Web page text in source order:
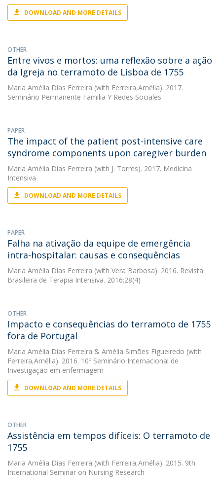
DOWNLOAD AND MORE DETAILS
OTHER
Entre vivos e mortos: uma reflexão sobre a ação
da Igreja no terramoto de Lisboa de 1755
Maria Amélia Dias Ferreira (with Ferreira,Amélia). 2017.
Seminário Permanente Familia Y Redes Sociales
PAPER
The impact of the patient post-intensive care
syndrome components upon caregiver burden
Maria Amélia Dias Ferreira (with J. Torres). 2017. Medicina
Intensiva
DOWNLOAD AND MORE DETAILS
PAPER
Falha na ativação da equipe de emergência
intra-hospitalar: causas e consequências
Maria Amélia Dias Ferreira (with Vera Barbosa). 2016. Revista
Brasileira de Terapia Intensiva. 2016;28(4)
OTHER
Impacto e consequências do terramoto de 1755
fora de Portugal
Maria Amélia Dias Ferreira & Amélia Simões Figueiredo (with
Ferreira,Amélia). 2016. 10º Seminário Internacional de
Investigação em enfermagem
DOWNLOAD AND MORE DETAILS
OTHER
Assistência em tempos difíceis: O terramoto de
1755
Maria Amélia Dias Ferreira (with Ferreira,Amélia). 2015. 9th
International Seminar on Nursing Research